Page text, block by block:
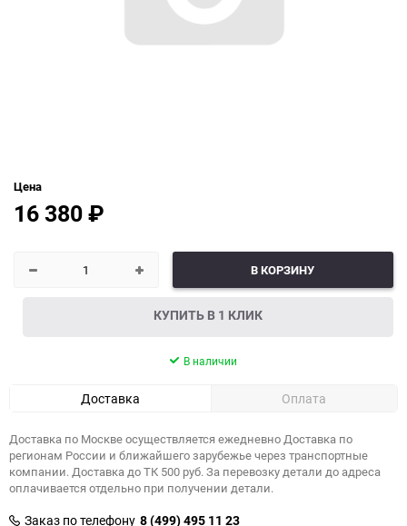
Цена
16 380₽
В КОРЗИНУ
КУПИТЬ В 1 КЛИК
В наличии
Доставка Оплата
Доставка по Москве осуществляется ежедневно Доставка по
регионам России и ближайшего зарубежье через транспортные
компании. Доставка до ТК 500 руб. За перевозку детали до адреса
оплачивается отдельно при получении детали.
Заказ по телефону 8 (499) 495 11 23